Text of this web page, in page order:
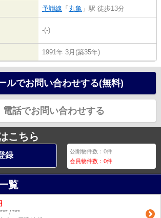
予讃線 「 丸亀 」駅 徒歩13分
-(-)
1991年 3月(築35年)
ルでお問い合わせする(無料)
電話でお問い合わせする
こちら
録 公開物件数：0件
会員物件数：0件
覧
/ ***